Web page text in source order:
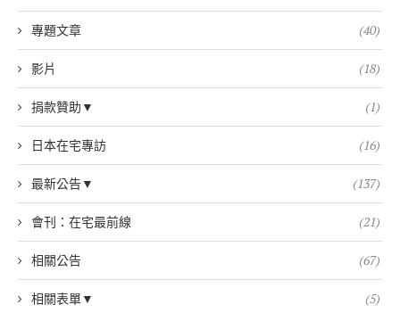
專題文章 (40)
影片 (18)
捐款贊助▼ (1)
日本在宅專訪 (16)
最新公告▼ (137)
會刊：在宅最前線 (21)
相關公告 (67)
相關表單▼ (5)